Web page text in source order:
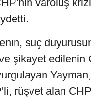
varoluş
suç
şikayet edilenin
rüşvet alan